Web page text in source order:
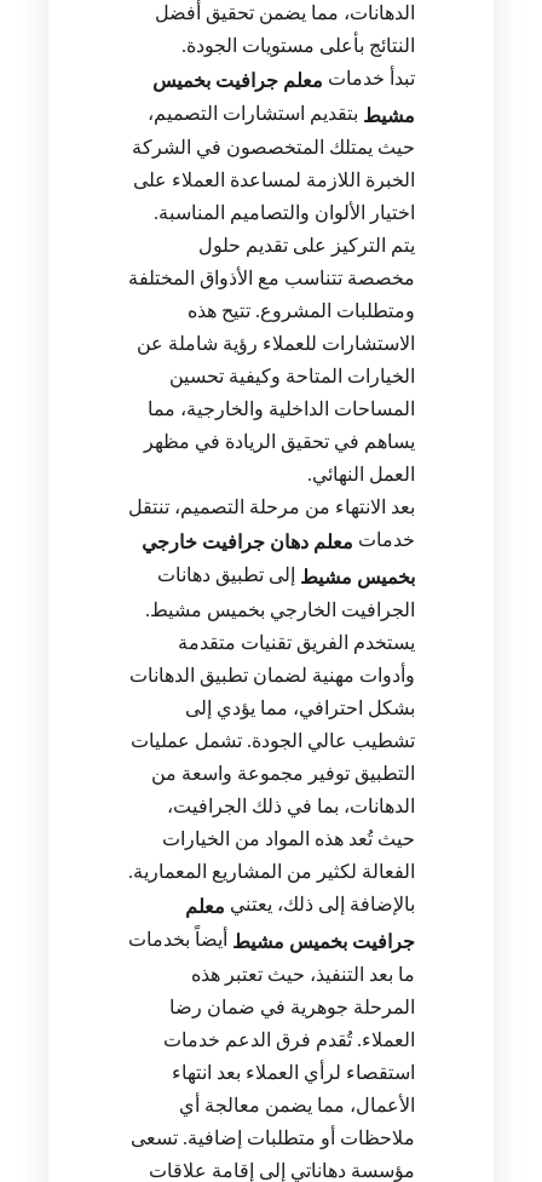
الدهانات، مما يضمن تحقيق أفضل
النتائج بأعلى مستويات الجودة.
تبدأ خدمات معلم جرافيت بخميس
مشيط بتقديم استشارات التصميم،
حيث يمتلك المتخصصون في الشركة
الخبرة اللازمة لمساعدة العملاء على
اختيار الألوان والتصاميم المناسبة.
يتم التركيز على تقديم حلول
مخصصة تتناسب مع الأذواق المختلفة
ومتطلبات المشروع. تتيح هذه
الاستشارات للعملاء رؤية شاملة عن
الخيارات المتاحة وكيفية تحسين
المساحات الداخلية والخارجية، مما
يساهم في تحقيق الريادة في مظهر
العمل النهائي.
بعد الانتهاء من مرحلة التصميم، تنتقل
خدمات معلم دهان جرافيت خارجي
بخميس مشيط إلى تطبيق دهانات
الجرافيت الخارجي بخميس مشيط.
يستخدم الفريق تقنيات متقدمة
وأدوات مهنية لضمان تطبيق الدهانات
بشكل احترافي، مما يؤدي إلى
تشطيب عالي الجودة. تشمل عمليات
التطبيق توفير مجموعة واسعة من
الدهانات، بما في ذلك الجرافيت،
حيث تُعد هذه المواد من الخيارات
الفعالة لكثير من المشاريع المعمارية.
بالإضافة إلى ذلك، يعتني معلم
جرافيت بخميس مشيط أيضاً بخدمات
ما بعد التنفيذ، حيث تعتبر هذه
المرحلة جوهرية في ضمان رضا
العملاء. تُقدم فرق الدعم خدمات
استقصاء لرأي العملاء بعد انتهاء
الأعمال، مما يضمن معالجة أي
ملاحظات أو متطلبات إضافية. تسعى
مؤسسة دهاناتي إلى إقامة علاقات